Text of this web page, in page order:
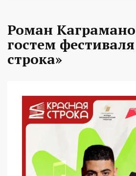
Роман
гостем
строка»